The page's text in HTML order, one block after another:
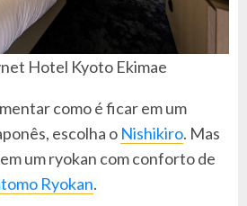
Hotel Kyoto Ekimae
como é ficar em um
escolha o Nishikiro. Mas
um ryokan com conforto de
Ryokan.